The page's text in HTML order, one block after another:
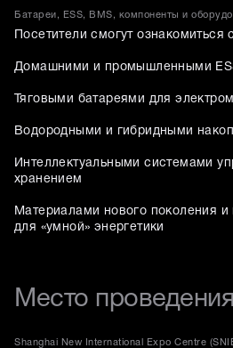
Батареи, ESS, BMS, компоненты и
Посетители смогут ознакомиться
Домашними и промышленными
Тяговыми батареями для
Водородными и гибридными
Интеллектуальными системами
хранением
Материалами нового поколения
для «умной» энергетики
Место проведения
Shanghai New International Expo Centre